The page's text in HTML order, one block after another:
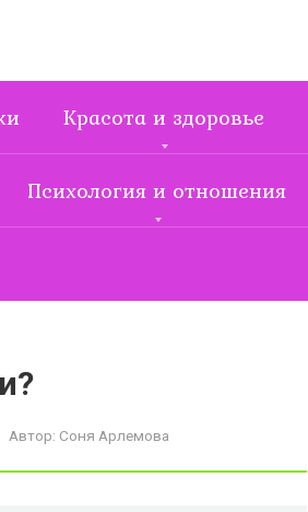
Красота и здоровье
Психология и отношения
Автор: Соня Арлемова